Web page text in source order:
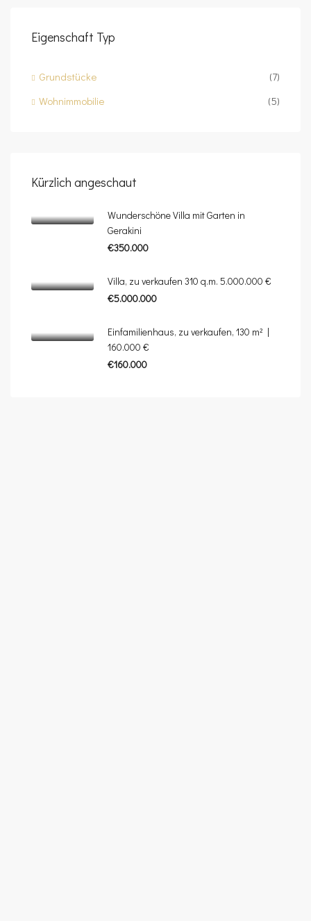
Eigenschaft Typ
Grundstücke
(7)
Wohnimmobilie
(5)
Kürzlich angeschaut
Wunderschöne Villa mit Garten in
Gerakini
€350.000
Villa, zu verkaufen 310 q.m. 5.000.000 €
€5.000.000
Einfamilienhaus, zu verkaufen, 130 m² |
160.000 €
€160.000